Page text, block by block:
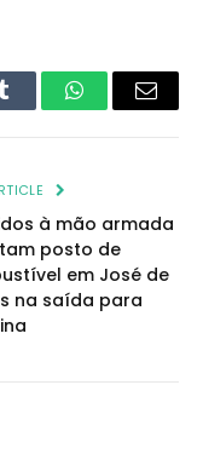
Tumblr WhatsAppEmail
à mão armada
posto de
em José de
na saída para